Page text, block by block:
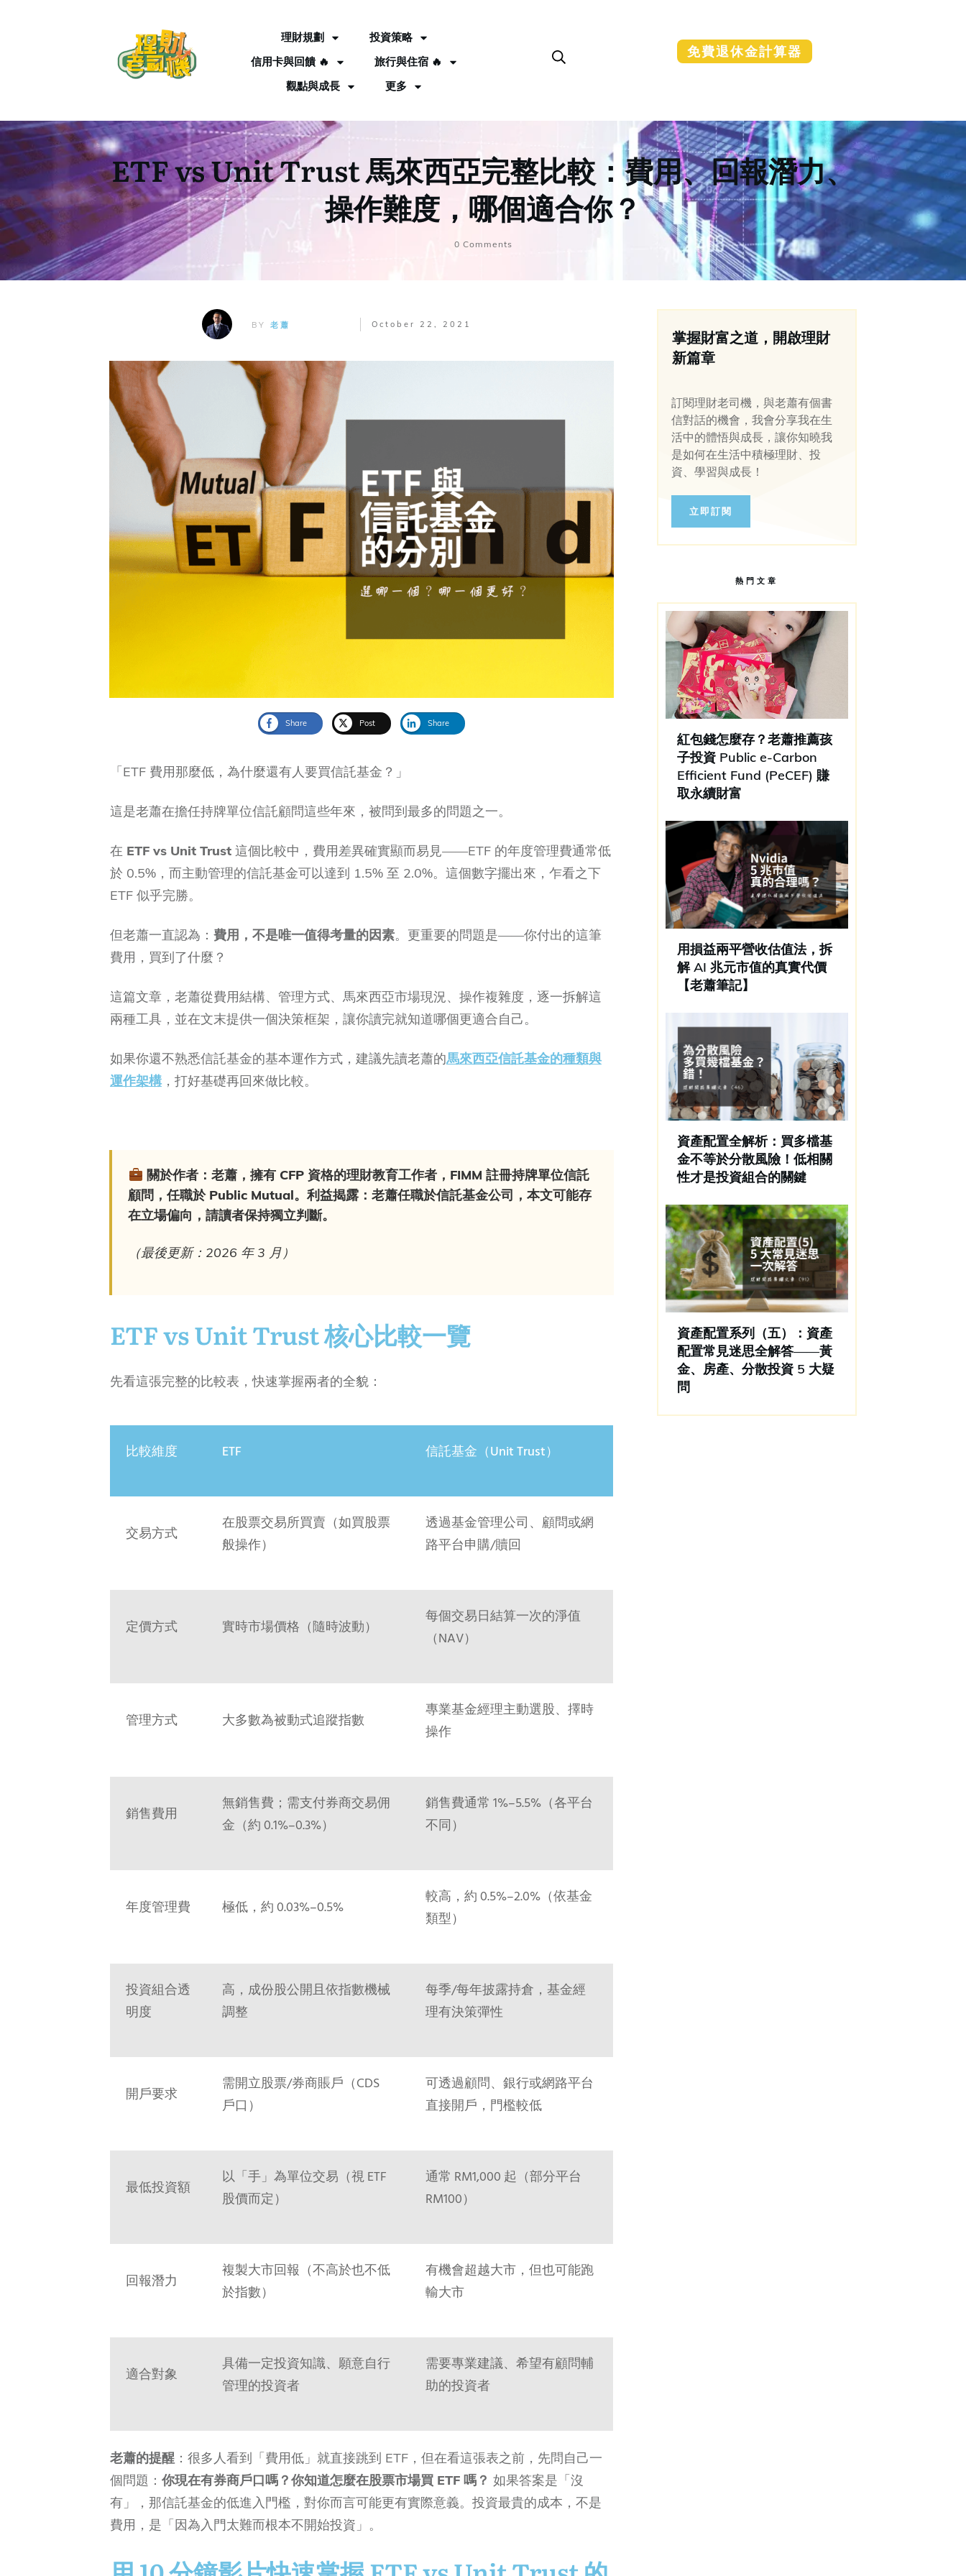
理財規劃
投資策略
信用卡與回饋 🔥
旅行與住宿 🔥
觀點與成長
更多
免費退休金計算器
ETF vs Unit Trust 馬來西亞完整比較：費用、回報潛力、
操作難度，哪個適合你？
0 Comments
BY老蕭 October 22, 2021
Share Post Share
「ETF 費用那麼低，為什麼還有人要買信託基金？」
這是老蕭在擔任持牌單位信託顧問這些年來，被問到最多的問題之一。
在 ETF vs Unit Trust 這個比較中，費用差異確實顯而易見——ETF 的年度管理費通常低
於 0.5%，而主動管理的信託基金可以達到 1.5% 至 2.0%。這個數字擺出來，乍看之下
ETF 似乎完勝。
但老蕭一直認為： 費用，不是唯一值得考量的因素。更重要的問題是——你付出的這筆
費用，買到了什麼？
這篇文章，老蕭從費用結構、管理方式、馬來西亞市場現況、操作複雜度，逐一拆解這
兩種工具，並在文末提供一個決策框架，讓你讀完就知道哪個更適合自己。
如果你還不熟悉信託基金的基本運作方式，建議先讀老蕭的馬來西亞信託基金的種類與
運作架構，打好基礎再回來做比較。
關於作者：老蕭，擁有 CFP 資格的理財教育工作者，FIMM 註冊持牌單位信託
顧問，任職於 Public Mutual。 利益揭露 ：老蕭任職於信託基金公司，本文可能存
在立場偏向，請讀者保持獨立判斷。
（最後更新：2026 年 3 月）
ETF vs Unit Trust 核心比較一覽
先看這張完整的比較表，快速掌握兩者的全貌：
比較維度 ETF 信託基金（Unit Trust）
交易方式
在股票交易所買賣（如買股票
般操作）
透過基金管理公司、顧問或網
路平台申購/贖回
定價方式 實時市場價格（隨時波動）
每個交易日結算一次的淨值
（NAV）
管理方式 大多數為被動式追蹤指數
專業基金經理主動選股、擇時
操作
銷售費用
無銷售費；需支付券商交易佣
金（約 0.1%–0.3%）
銷售費通常 1%–5.5%（各平台
不同）
年度管理費 極低，約 0.03%–0.5%
較高，約 0.5%–2.0%（依基金
類型）
投資組合透
明度
高，成份股公開且依指數機械
調整
每季/每年披露持倉，基金經
理有決策彈性
開戶要求
需開立股票/券商賬戶（CDS
戶口）
可透過顧問、銀行或網路平台
直接開戶，門檻較低
最低投資額
以「手」為單位交易（視 ETF
股價而定）
通常 RM1,000 起（部分平台
RM100）
回報潛力
複製大市回報（不高於也不低
於指數）
有機會超越大市，但也可能跑
輸大市
適合對象
具備一定投資知識、願意自行
管理的投資者
需要專業建議、希望有顧問輔
助的投資者
老蕭的提醒 ：很多人看到「費用低」就直接跳到 ETF，但在看這張表之前，先問自己一
個問題： 你現在有券商戶口嗎？你知道怎麼在股票市場買 ETF 嗎？ 如果答案是「沒
有」，那信託基金的低進入門檻，對你而言可能更有實際意義。投資最貴的成本，不是
費用，是「因為入門太難而根本不開始投資」。
掌握財富之道，開啟理財
新篇章
訂閱理財老司機，與老蕭有個書
信對話的機會，我會分享我在生
活中的體悟與成長，讓你知曉我
是如何在生活中積極理財、投
資、學習與成長！
立即訂閱
熱門文章
紅包錢怎麼存？老蕭推薦孩
子投資 Public e-Carbon
Efficient Fund (PeCEF) 賺
取永續財富
用損益兩平營收估值法，拆
解 AI 兆元市值的真實代價
【老蕭筆記】
資產配置全解析：買多檔基
金不等於分散風險！低相關
性才是投資組合的關鍵
資產配置系列（五）：資產
配置常見迷思全解答——黃
金、房產、分散投資 5 大疑
問